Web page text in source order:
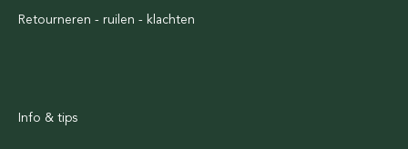
Retourneren - ruilen - klachten
Info & tips